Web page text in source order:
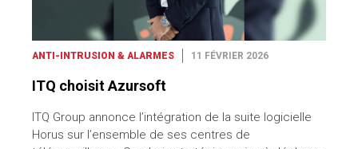
ANTI-INTRUSION & ALARMES 11 FÉVRIER 2026
ITQ choisit Azursoft
ITQ Group annonce l’intégration de la suite logicielle
Horus sur l’ensemble de ses centres de